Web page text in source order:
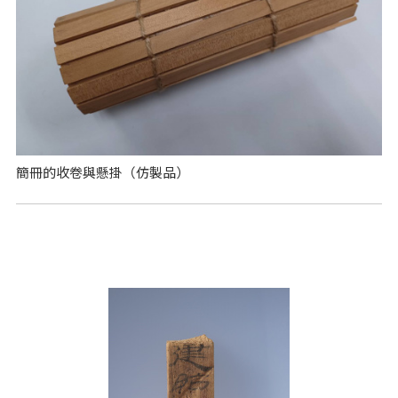
簡冊的收卷與懸掛（仿製品）